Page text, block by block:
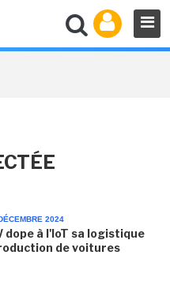
2024
dope à l'IoT sa logistique
de voitures